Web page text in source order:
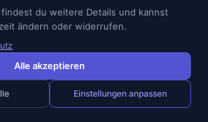
auf ihrer Stromtankstellen-Seite
zugängliche Ladepunkte,
spricht grundsätzlich für E-Auto-
nicht die persönliche Prüfung.
du zu Hause, am Arbeitsplatz
du weitere Details und kannst
ändern oder widerrufen.
Alle akzeptieren
Einstellungen anpassen